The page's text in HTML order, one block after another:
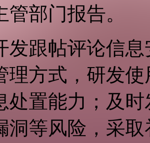
管部门报告。
发跟帖评论信
理方式，研发
处置能力；及
洞等风险，采